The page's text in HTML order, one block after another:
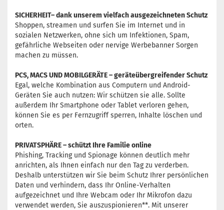
SICHERHEIT– dank unserem vielfach ausgezeichneten Schutz
Shoppen, streamen und surfen Sie im Internet und in
sozialen Netzwerken, ohne sich um Infektionen, Spam,
gefährliche Webseiten oder nervige Werbebanner Sorgen
machen zu müssen.
PCS, MACS UND MOBILGERÄTE – geräteübergreifender Schutz
Egal, welche Kombination aus Computern und Android-
Geräten Sie auch nutzen: Wir schützen sie alle. Sollte
außerdem Ihr Smartphone oder Tablet verloren gehen,
können Sie es per Fernzugriff­ sperren, Inhalte löschen und
orten.
PRIVATSPHÄRE – schützt Ihre Familie online
Phishing, Tracking und Spionage können deutlich mehr
anrichten, als Ihnen einfach nur den Tag zu verderben.
Deshalb unterstützen wir Sie beim Schutz Ihrer persönlichen
Daten und verhindern, dass Ihr Online-Verhalten
aufgezeichnet und Ihre Webcam oder Ihr Mikrofon dazu
verwendet werden, Sie auszuspionieren**. Mit unserer